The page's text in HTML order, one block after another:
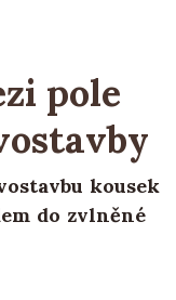
pole
kousek
do zvlněné